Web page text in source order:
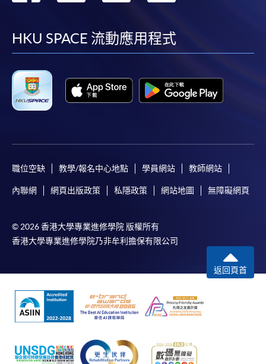
facebook
youtube
linkedin
HKU SPACE 流動應用程式
職位空缺 教學/報名中心地點 學員網站 教師網站
內聯網 網頁出版政策 私隱政策 網站地圖 無障礙網頁
© 2026 香港大學專業進修學院 版權所有
香港大學專業進修學院乃非牟利擔保有限公司
返回頁首